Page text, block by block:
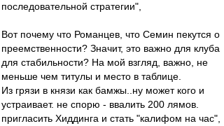
последовательной стратегии",
Вот почему что Романцев, что Семин пекутся о
преемственности? Значит, это важно для клуба
для стабильности? На мой взгляд, важно, не
меньше чем титулы и место в таблице.
Из грязи в князи как бамжы..ну может кого и
устраивает. не спорю - ввалить 200 лямов.
пригласить Хиддинга и стать "калифом на час",